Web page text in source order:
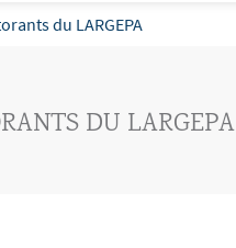
du LARGEPA
DU LARGEPA